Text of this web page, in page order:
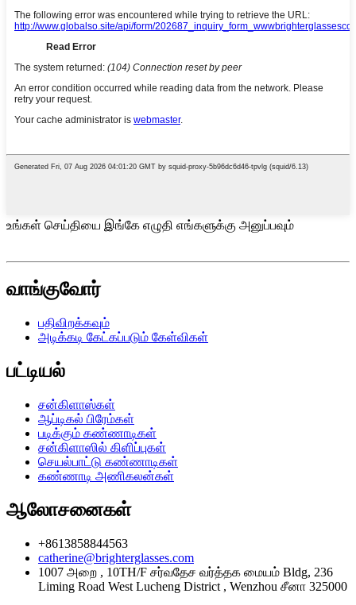
உங்கள் செய்தியை இங்கே எழுதி எங்களுக்கு அனுப்பவும்
வாங்குவோர்
பதிவிறக்கவும்
அடிக்கடி கேட்கப்படும் கேள்விகள்
பட்டியல்
சன்கிளாஸ்கள்
ஆப்டிகல் பிரேம்கள்
படிக்கும் கண்ணாடிகள்
சன்கிளாஸில் கிளிப்புகள்
செயல்பாட்டு கண்ணாடிகள்
கண்ணாடி அணிகலன்கள்
ஆலோசனைகள்
+8613858844563
catherine@brighterglasses.com
1007 அறை , 10TH/F சர்வதேச வர்த்தக மையம் Bldg, 236
Liming Road West Lucheng District , Wenzhou சீனா 325000